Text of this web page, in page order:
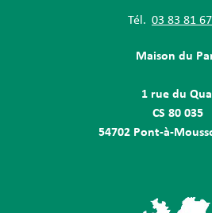
Tél. 03 83 81
Maison du
1 rue du
CS 80 035
54702 Pont-à-